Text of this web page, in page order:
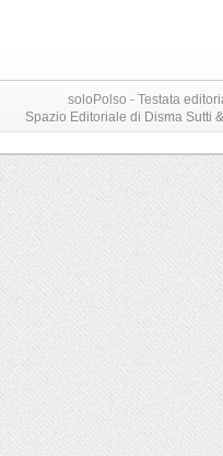
soloPolso - Testata
Spazio Editoriale di Disma Sutti